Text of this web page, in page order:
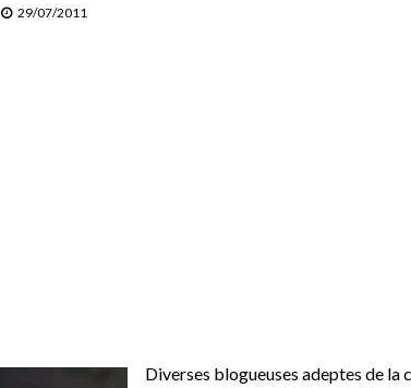
29/07/2011
Diverses blogueuses adeptes de la